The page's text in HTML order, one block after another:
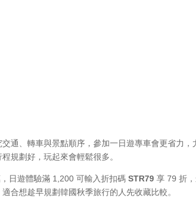
通、轉車與景點順序，參加一日遊專車會更省力，
規劃好，玩起來會輕鬆很多。
日遊體驗滿 1,200 可輸入折扣碼STR79 享 79 折
合想趁早規劃韓國秋季旅行的人先收藏比較。